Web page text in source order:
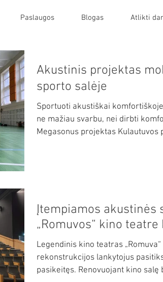
Paslaugos Blogas Atlikti
Akustinis projektas
sporto salėje
Sportuoti akustiškai komfortiškoje
ne mažiau svarbu, nei dirbti
Megasonus projektas Kulautuvos
Įtempiamos akustinės
„Romuvos“ kino teatre
Legendinis kino teatras „Romuva“
rekonstrukcijos lankytojus
pasikeitęs. Renovuojant kino salę